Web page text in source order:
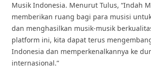
Musik Indonesia. Menurut Tulus, “Indah
memberikan ruang bagi para musisi
dan menghasilkan musik-musik
platform ini, kita dapat terus
Indonesia dan memperkenalkannya ke
internasional.”